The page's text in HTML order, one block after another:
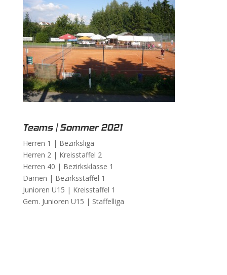
Teams | Sommer 2021
Herren 1 | Bezirksliga
Herren 2 | Kreisstaffel 2
Herren 40 | Bezirksklasse 1
Damen | Bezirksstaffel 1
Junioren U15 | Kreisstaffel 1
Gem. Junioren U15 | Staffelliga